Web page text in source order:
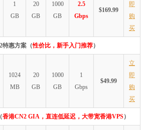
1
GB
20
GB
1000
GB
2.5
Gbps
$169.99
即
购
买
特惠方案（性价比，新手入门推荐）
1024
MB
20
GB
1000
GB
1
Gbps
$49.99
立
即
购
买
香港CN2 GIA，直连低延迟，大带宽香港VPS）